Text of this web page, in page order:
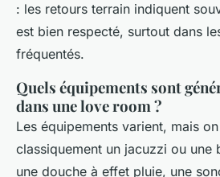
: les retours terrain indiquent
est bien respecté, surtout dans
fréquentés.
Quels équipements sont
dans une love room ?
Les équipements varient, mais
classiquement un jacuzzi ou une
une douche à effet pluie, une